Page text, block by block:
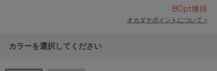
80pt獲得
オカダヤポイントについて >
カラーを選択してください